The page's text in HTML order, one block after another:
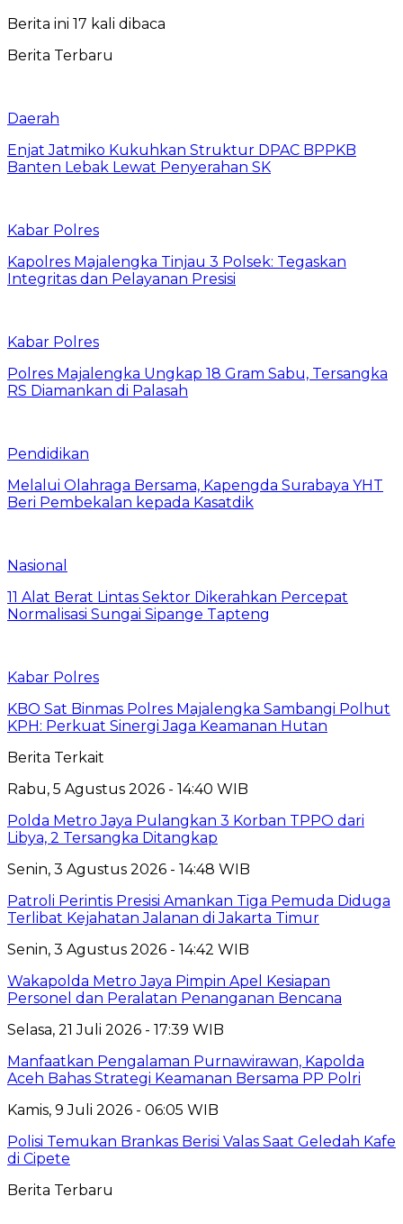
Berita ini 17 kali dibaca
Berita Terbaru
Daerah
Enjat Jatmiko Kukuhkan Struktur DPAC BPPKB
Banten Lebak Lewat Penyerahan SK
Kabar Polres
Kapolres Majalengka Tinjau 3 Polsek: Tegaskan
Integritas dan Pelayanan Presisi
Kabar Polres
Polres Majalengka Ungkap 18 Gram Sabu, Tersangka
RS Diamankan di Palasah
Pendidikan
Melalui Olahraga Bersama, Kapengda Surabaya YHT
Beri Pembekalan kepada Kasatdik
Nasional
11 Alat Berat Lintas Sektor Dikerahkan Percepat
Normalisasi Sungai Sipange Tapteng
Kabar Polres
KBO Sat Binmas Polres Majalengka Sambangi Polhut
KPH: Perkuat Sinergi Jaga Keamanan Hutan
Berita Terkait
Rabu, 5 Agustus 2026 - 14:40 WIB
Polda Metro Jaya Pulangkan 3 Korban TPPO dari
Libya, 2 Tersangka Ditangkap
Senin, 3 Agustus 2026 - 14:48 WIB
Patroli Perintis Presisi Amankan Tiga Pemuda Diduga
Terlibat Kejahatan Jalanan di Jakarta Timur
Senin, 3 Agustus 2026 - 14:42 WIB
Wakapolda Metro Jaya Pimpin Apel Kesiapan
Personel dan Peralatan Penanganan Bencana
Selasa, 21 Juli 2026 - 17:39 WIB
Manfaatkan Pengalaman Purnawirawan, Kapolda
Aceh Bahas Strategi Keamanan Bersama PP Polri
Kamis, 9 Juli 2026 - 06:05 WIB
Polisi Temukan Brankas Berisi Valas Saat Geledah Kafe
di Cipete
Berita Terbaru